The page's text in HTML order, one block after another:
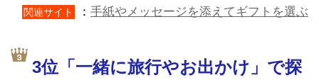
関連サイト ： 手紙やメッセージを添えてギフトを選ぶ
3位「一緒に旅行やお出かけ」で探